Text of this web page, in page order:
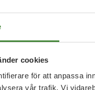
cookies
för att anpassa
vår trafik. Vi
geografi,